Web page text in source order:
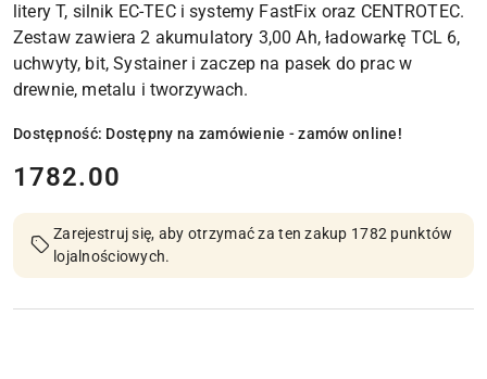
litery T, silnik EC-TEC i systemy FastFix oraz CENTROTEC.
Zestaw zawiera 2 akumulatory 3,00 Ah, ładowarkę TCL 6,
uchwyty, bit, Systainer i zaczep na pasek do prac w
drewnie, metalu i tworzywach.
Dostępność: Dostępny na zamówienie - zamów online!
cena:
1782.00
Zarejestruj się, aby otrzymać za ten zakup 1782 punktów
lojalnościowych.